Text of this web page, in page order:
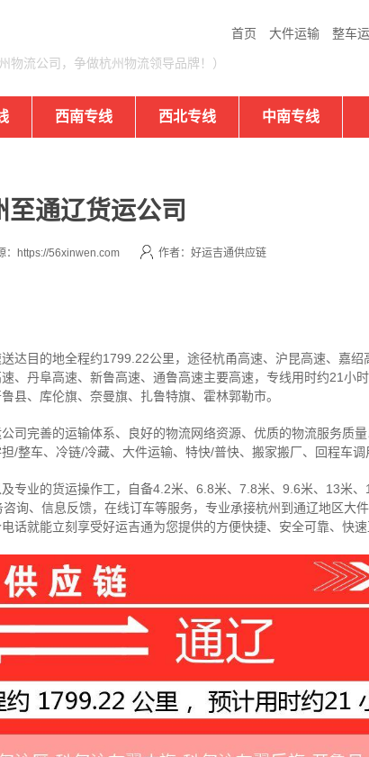
首页 大件运输 整车
物流公司，争做杭州物流领导品牌！）
西南专线 西北专线 中南专线
通辽货运公司
：https://56xinwen.com 作者：好运吉通供应链
达目的地全程约1799.22公里，途径杭甬高速、沪昆高速、嘉绍
、丹阜高速、新鲁高速、通鲁高速主要高速，专线用时约21小
县、库伦旗、奈曼旗、扎鲁特旗、霍林郭勒市。
司完善的运输体系、良好的物流网络资源、优质的物流服务质
/整车、冷链/冷藏、大件运输、特快/普快、搬家搬厂、回程车调
专业的货运操作工，自备4.2米、6.8米、7.8米、9.6米、13米
询、信息反馈，在线订车等服务， 专业承接杭州到通辽地区大
话就能立刻享受好运吉通为您提供的方便快捷、安全可靠、快速